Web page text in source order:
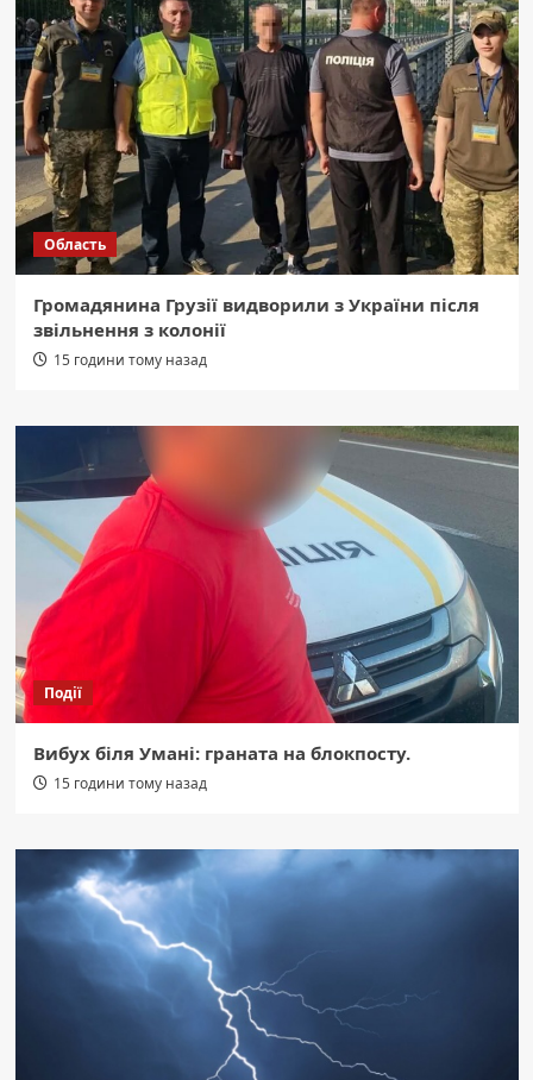
Область
Громадянина Грузії видворили з України після
звільнення з колонії
15 години тому назад
Події
Вибух біля Умані: граната на блокпосту.
15 години тому назад